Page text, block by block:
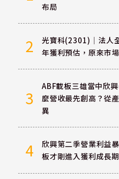
布局
2
光寶科(2301)｜法人
年獲利預估，原來市
3
ABF載板三雄當中欣
麼營收最先創高？從
異
4
欣興第二季營業利益
板才剛進入獲利成長